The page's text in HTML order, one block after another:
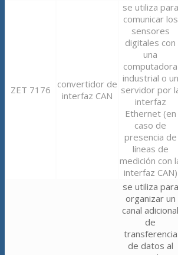
ZET 7176
convertidor de
interfaz CAN
se utiliza para
comunicar los
sensores
digitales con
una
computadora
industrial o un
servidor por
interfaz
Ethernet (en
caso de
presencia de
líneas de
medición con
interfaz CAN)
se utiliza para
organizar un
canal adicional
de
transferencia
de datos al